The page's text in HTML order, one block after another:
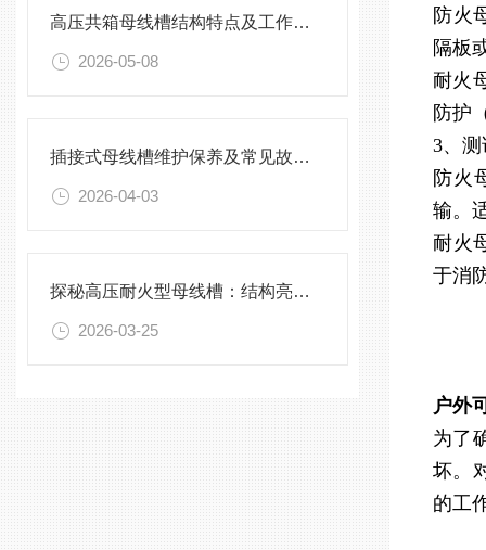
高压共箱母线槽结构特点及工作原理
2026-05-08
插接式母线槽维护保养及常见故障处理指南
2026-04-03
探秘高压耐火型母线槽：结构亮点与实用效能
2026-03-25
防火
隔板
耐火
防护
3、
防火
输。
耐火
于消
户外
为了
坏。
的工